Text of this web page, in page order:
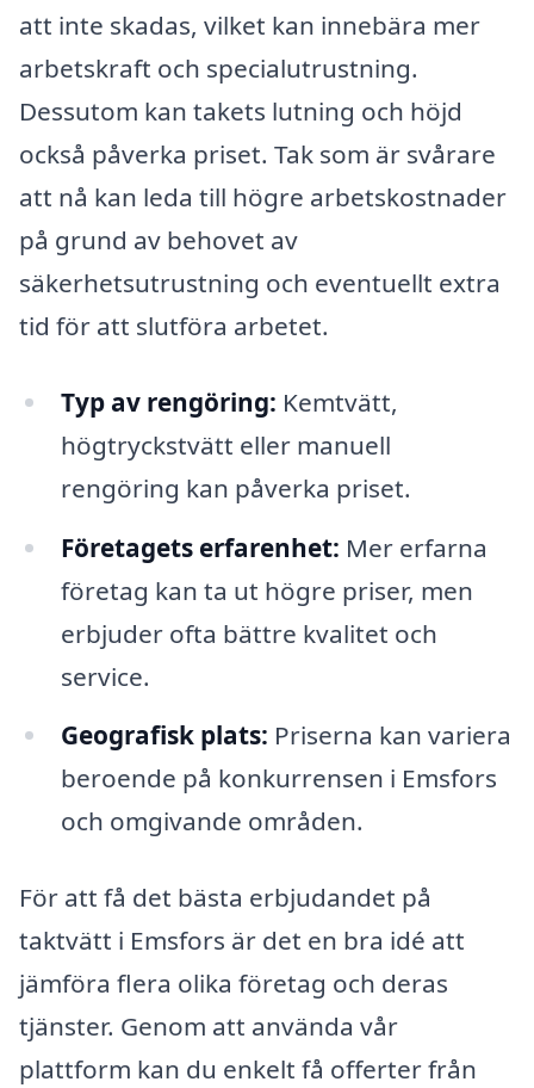
att inte skadas, vilket kan innebära mer
arbetskraft och specialutrustning.
Dessutom kan takets lutning och höjd
också påverka priset. Tak som är svårare
att nå kan leda till högre arbetskostnader
på grund av behovet av
säkerhetsutrustning och eventuellt extra
tid för att slutföra arbetet.
Typ av rengöring: Kemtvätt,
högtryckstvätt eller manuell
rengöring kan påverka priset.
Företagets erfarenhet: Mer erfarna
företag kan ta ut högre priser, men
erbjuder ofta bättre kvalitet och
service.
Geografisk plats: Priserna kan variera
beroende på konkurrensen i Emsfors
och omgivande områden.
För att få det bästa erbjudandet på
taktvätt i Emsfors är det en bra idé att
jämföra flera olika företag och deras
tjänster. Genom att använda vår
plattform kan du enkelt få offerter från